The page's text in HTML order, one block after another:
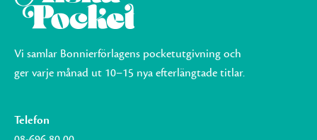
Vi samlar Bonnierförlagens pocketutgivning och
ger varje månad ut 10–15 nya efterlängtade titlar.
Telefon